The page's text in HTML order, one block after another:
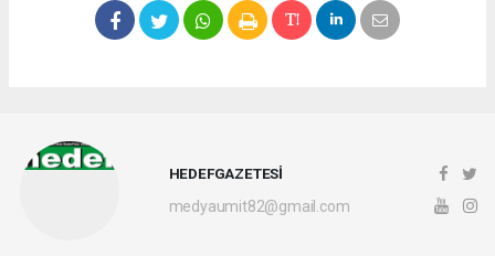
HEDEFGAZETESİ
medyaumit82@gmail.com